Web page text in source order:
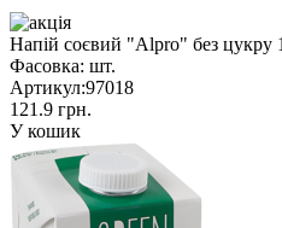
Напій соєвий "Alpro" без цукру
Фасовка: шт.
Артикул:97018
121.9 грн.
У кошик